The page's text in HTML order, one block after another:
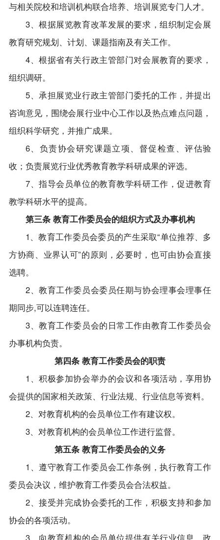
与相关院校和培训机构联合培养、培训展览专门人才。
3、根据展览教育改革发展的要求，组织制定会展
教育研究规划、计划、课题指南及有关工作。
4、根据省有关行政主管部门对会展教育的要求，
组织调研。
5、承担展览业行政主管部门委托的工作，并提出
咨询意见，围绕会展行业中心工作以及热点难点问题，
组织科学研究，并推广成果。
6、负责协会研究课题立项、督促检查、评估验
收；负责展览行业优秀教育教学科研成果的评选。
7、指导会员单位的教育教学科研工作，促进教育
教学科研水平的提高。
第三条 教育工作委员会的组织方式及办事机构
1、教育工作委员会委员的产生采取“单位推荐、多
方协商、业界认可”的原则，必要时，也可由协会直接
选聘。
2、教育工作委员会委员任期与协会理事会理事任
期同步,可以连聘连任。
3、教育工作委员会的日常工作由教育工作委员会
办事机构负责。
第四条 教育工作委员会的职责
1、积极参加协会举办的会议和各项活动，享用协
会提供的国家相关政策、行业法规、行业信息等资料。
2、对教育机构的会员单位工作有建议权。
3、对教育机构的会员单位工作进行监督。
第五条 教育工作委员会的义务
1、遵守教育工作委员会工作条例，执行教育工作
委员会决议，维护教育工作委员会合法权益。
2、接受并完成协会委托的工作，积极支持和参加
协会的各项活动。
3、向教育机构的会员单位提供有关行业信息、政